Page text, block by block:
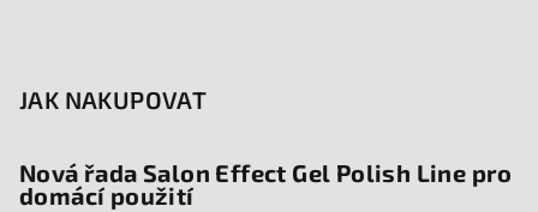
JAK NAKUPOVAT
Nová řada Salon Effect Gel Polish Line pro
domácí použití